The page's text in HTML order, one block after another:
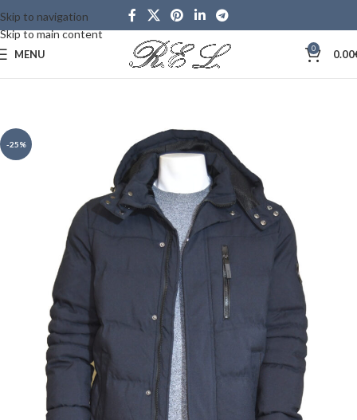
Skip to navigation
Skip to main content
MENU 0 0.00
ΠΑΝΩΦΟΡΙΑ ΜΠΟΥΦΑΝ
-25%